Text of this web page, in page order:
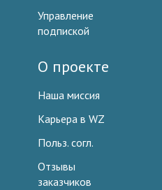
Управление
подпиской
О проекте
Наша миссия
Карьера в WZ
Польз. согл.
Отзывы
заказчиков